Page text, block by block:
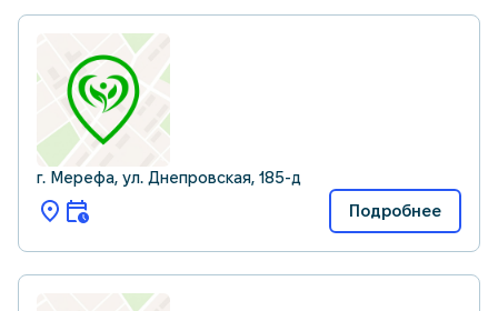
г. Мерефа, ул. Днепровская, 185-д
Подробнее